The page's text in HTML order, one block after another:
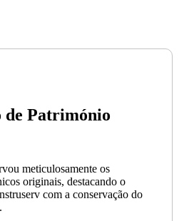
de Património
meticulosamente os
originais, destacando o
com a conservação do